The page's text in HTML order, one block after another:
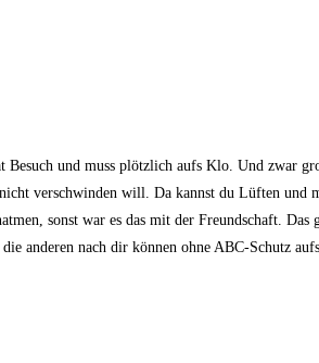
und muss plötzlich aufs Klo. Und zwar
verschwinden will. Da kannst du Lüften
sonst war es das mit der Freundschaft.
anderen nach dir können ohne ABC-Schutz